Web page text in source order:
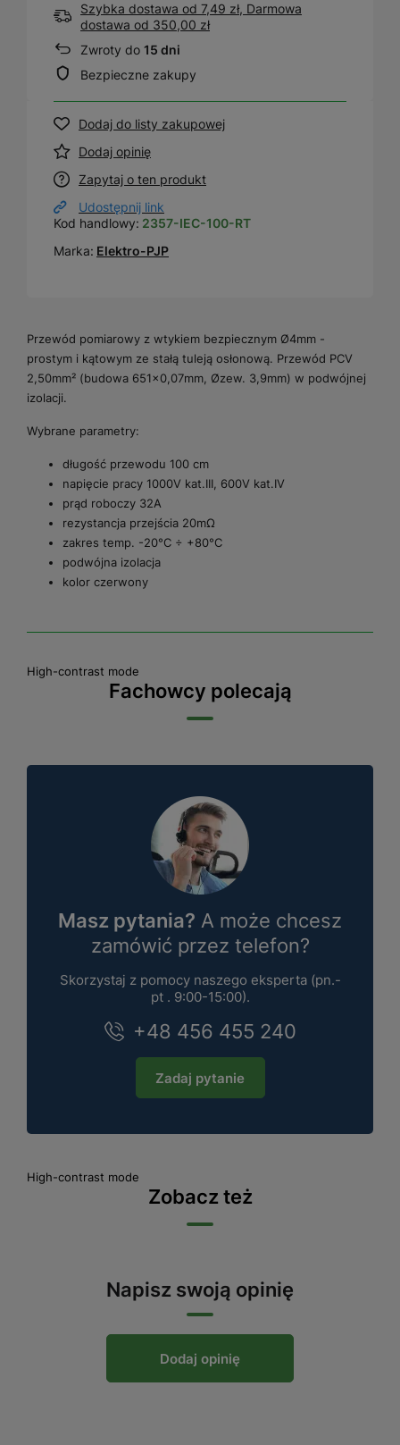
Szybka dostawa od 7,49 zł, Darmowa
dostawa od 350,00 zł
Zwroty do 15 dni
Bezpieczne zakupy
Dodaj do listy zakupowej
Dodaj opinię
Zapytaj o ten produkt
Udostępnij link
Kod handlowy: 2357-IEC-100-RT
Marka: Elektro-PJP
Przewód pomiarowy z wtykiem bezpiecznym Ø4mm -
prostym i kątowym ze stałą tuleją osłonową. Przewód PCV
2,50mm² (budowa 651×0,07mm, Øzew. 3,9mm) w podwójnej
izolacji.
Wybrane parametry:
długość przewodu 100 cm
napięcie pracy 1000V kat.III, 600V kat.IV
prąd roboczy 32A
rezystancja przejścia 20mΩ
zakres temp. -20°C ÷ +80°C
podwójna izolacja
kolor czerwony
High-contrast mode
Fachowcy polecają
Masz pytania? A może chcesz
zamówić przez telefon?
Skorzystaj z pomocy naszego eksperta (pn.-
pt . 9:00-15:00).
+48 456 455 240
Zadaj pytanie
High-contrast mode
Zobacz też
Napisz swoją opinię
Dodaj opinię